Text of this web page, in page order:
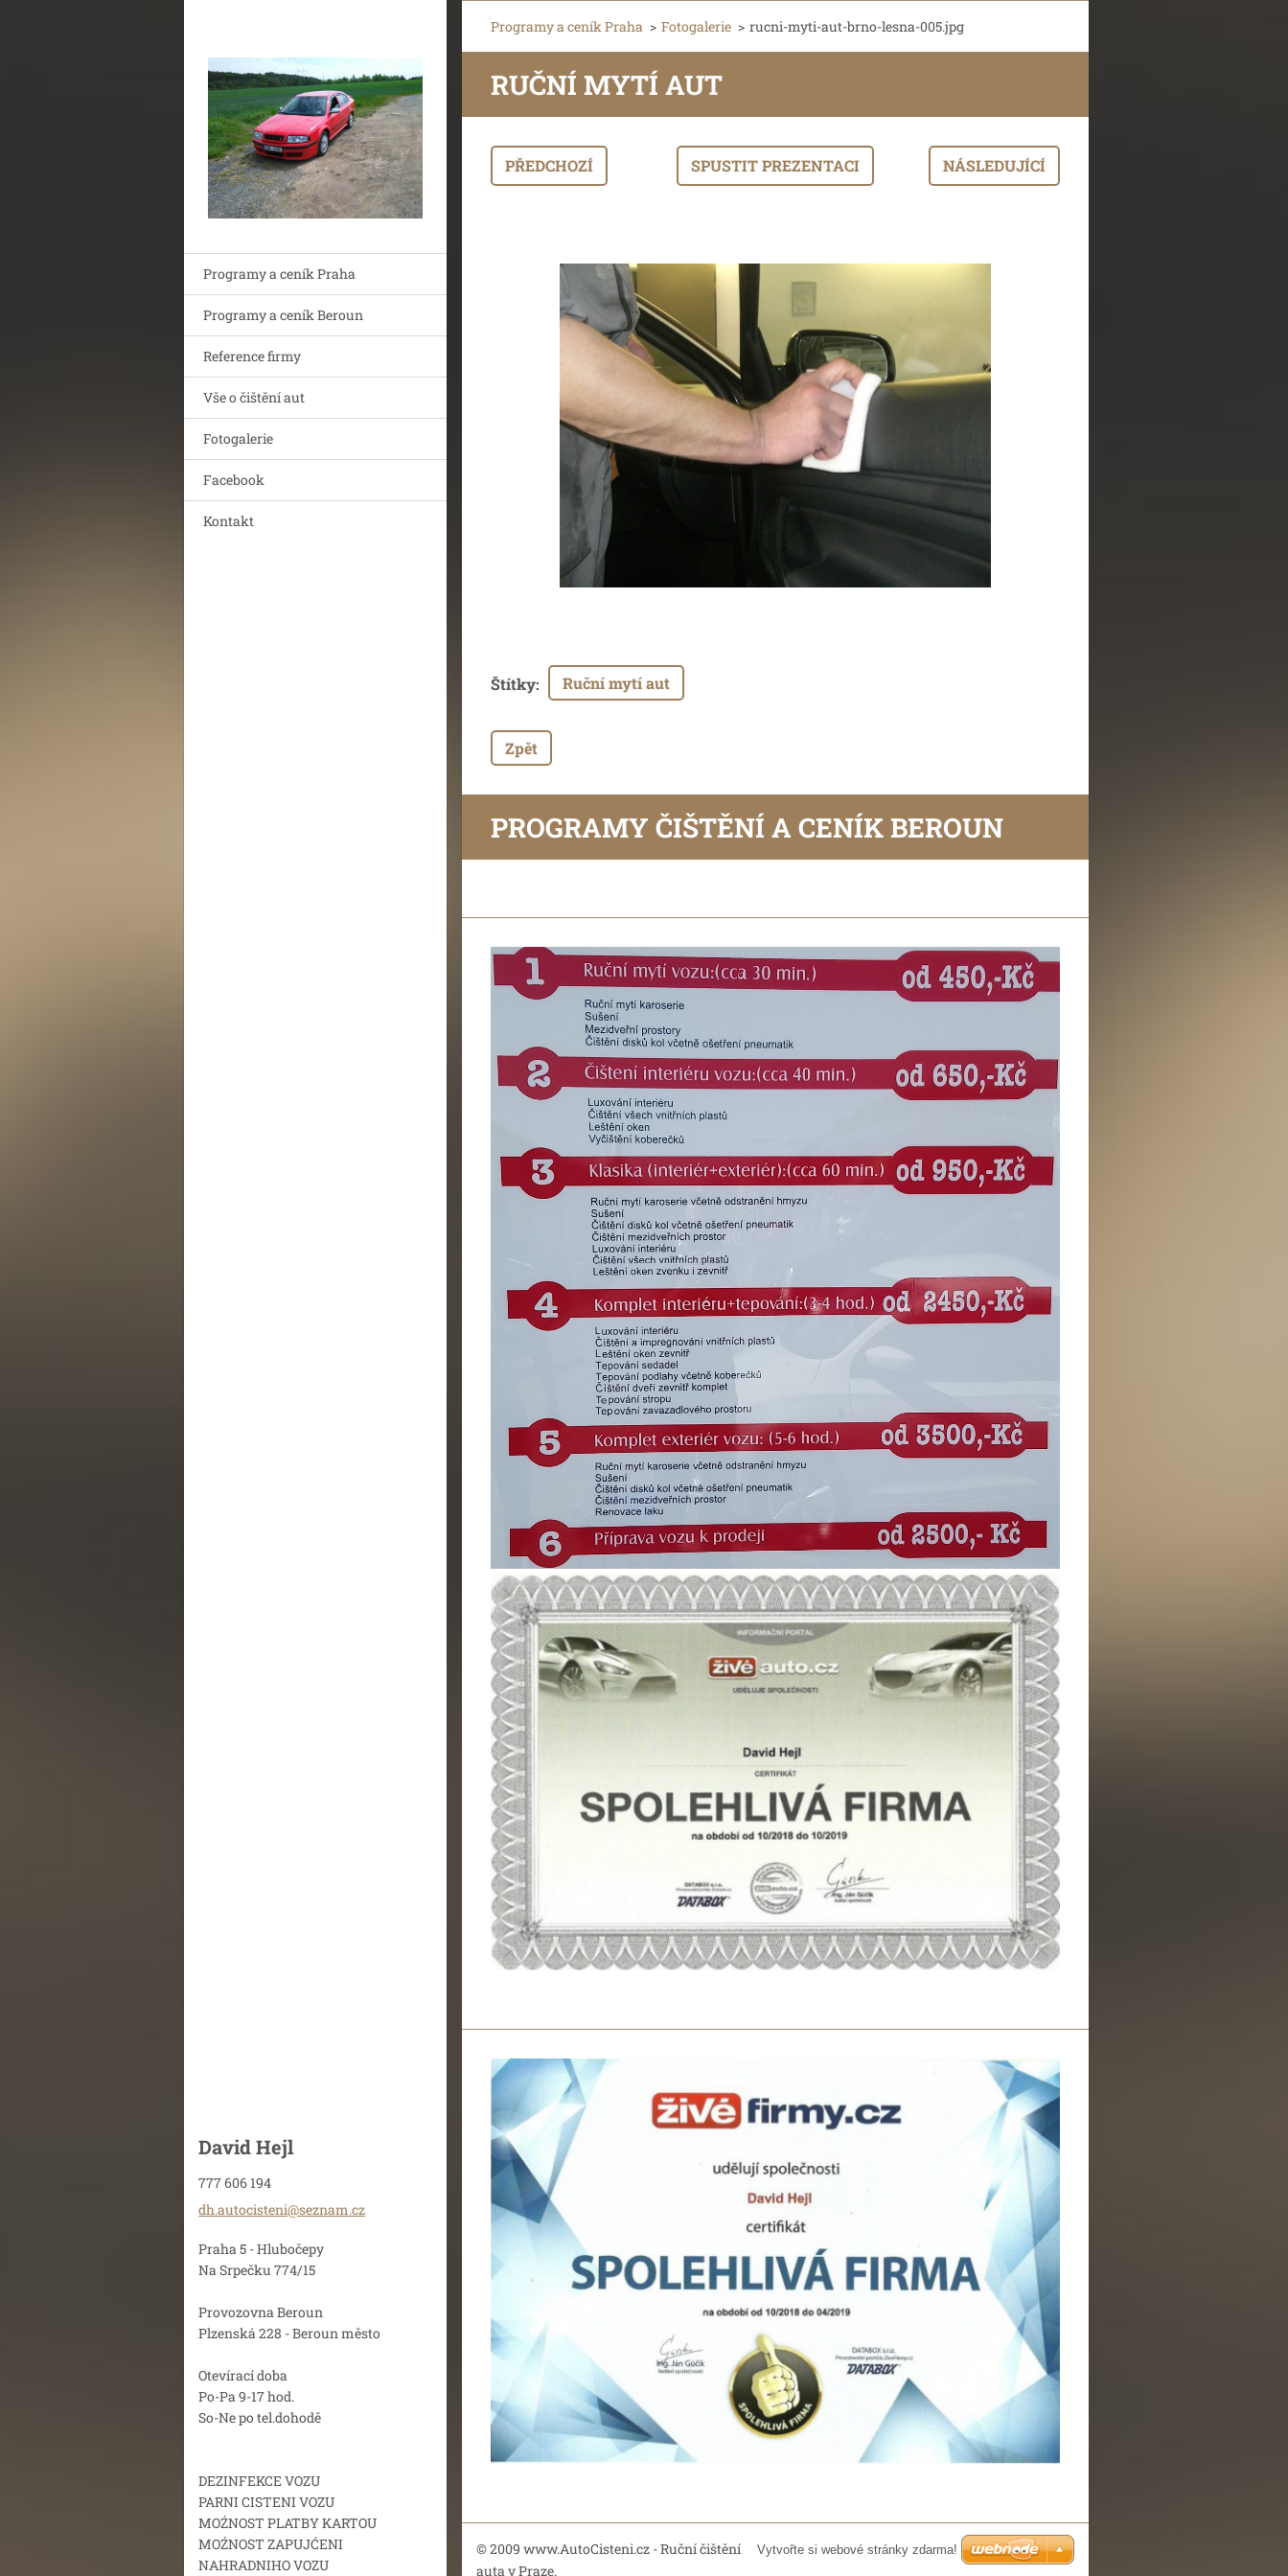
Programy a ceník Praha
Programy a ceník Beroun
Reference firmy
Vše o čištění aut
Fotogalerie
Facebook
Kontakt
David Hejl
777 606 194
dh.autocisteni@seznam.cz
Praha 5 - Hlubočepy
Na Srpečku 774/15
Provozovna Beroun
Plzenská 228 - Beroun město
Otevírací doba
Po-Pa 9-17 hod.
So-Ne po tel.dohodě
DEZINFEKCE VOZU
PARNI CISTENI VOZU
MOŹNOST PLATBY KARTOU
MOŹNOST ZAPUJĆENI
NAHRADNIHO VOZU
Programy a ceník Praha > Fotogalerie > rucni-myti-aut-brno-lesna-005.jpg
RUČNÍ MYTÍ AUT
PŘEDCHOZÍ SPUSTIT PREZENTACI NÁSLEDUJÍCÍ
Štítky: Ruční mytí aut
Zpět
PROGRAMY ČIŠTĚNÍ A CENÍK BEROUN
© 2009 www.AutoCisteni.cz - Ruční čištění
auta v Praze.
Vytvořte si webové stránky zdarma!